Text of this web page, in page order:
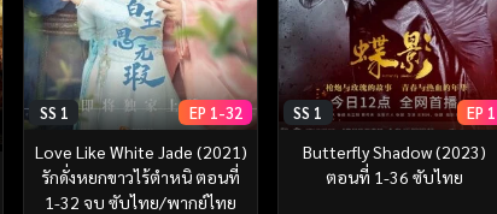
SS 1 EP 1-32
Love Like White Jade (2021)
รักดั่งหยกขาวไร้ตำหนิ ตอนที่
1-32 จบ ซับไทย/พากย์ไทย
SS 1 EP 1
Butterfly Shadow (2023)
ตอนที่ 1-36 ซับไทย